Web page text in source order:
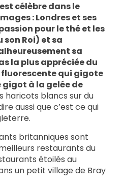
célèbre dans le
: Londres et ses
pour le thé et les
son Roi) et sa
sa
la plus appréciée du
fluorescente qui gigote
gigot à la gelée de
s haricots blancs sur du
aussi que c’est ce qui
britanniques sont
restaurants du
étoilés au
un petit village de Bray